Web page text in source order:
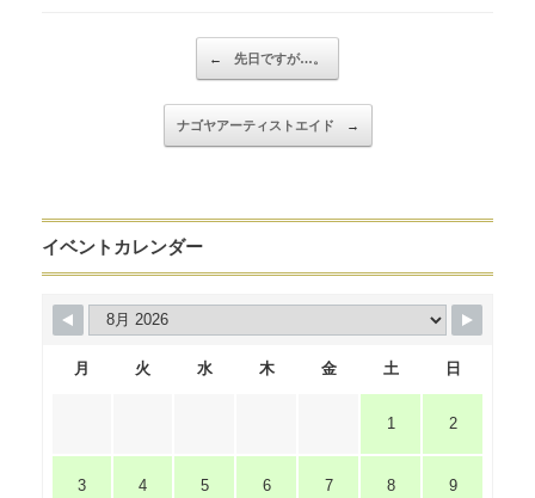
← 先日ですが…。
ナゴヤアーティストエイド →
イベントカレンダー
月 火 水 木 金 土 日
1 2
3 4 5 6 7 8 9